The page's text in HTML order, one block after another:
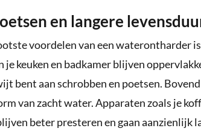
en langere
voordelen van een waterontharder
je keuken en badkamer blijven
bent aan schrobben en poetsen.
van zacht water. Apparaten zoals je
beter presteren en gaan aanzienlijk